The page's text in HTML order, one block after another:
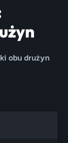
obu drużyn